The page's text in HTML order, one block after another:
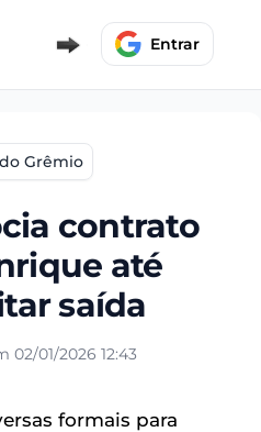
Entrar
Grêmio
contrato
até
saída
02/01/2026 12:43
formais para